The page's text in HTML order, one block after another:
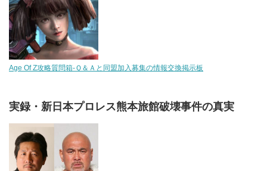
Age Of Z攻略質問箱-Ｑ＆Ａと同盟加入募集の情報交換掲示板
実録・新日本プロレス熊本旅館破壊事件の真実